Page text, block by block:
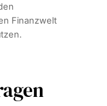
Finanzwelt